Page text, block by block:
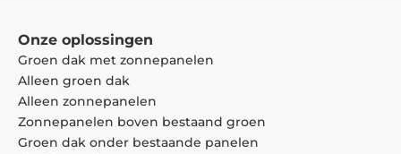
Onze oplossingen
Groen dak met zonnepanelen
Alleen groen dak
Alleen zonnepanelen
Zonnepanelen boven bestaand groen
Groen dak onder bestaande panelen